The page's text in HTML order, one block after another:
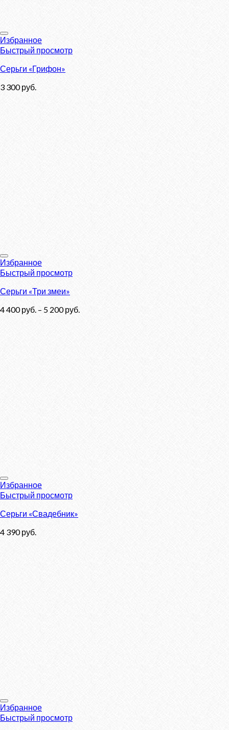
Избранное
Быстрый просмотр
Серьги «Грифон»
3 300руб.
Избранное
Быстрый просмотр
Серьги «Три змеи»
4 400руб. – 5 200руб.
Избранное
Быстрый просмотр
Серьги «Свадебник»
4 390руб.
Избранное
Быстрый просмотр